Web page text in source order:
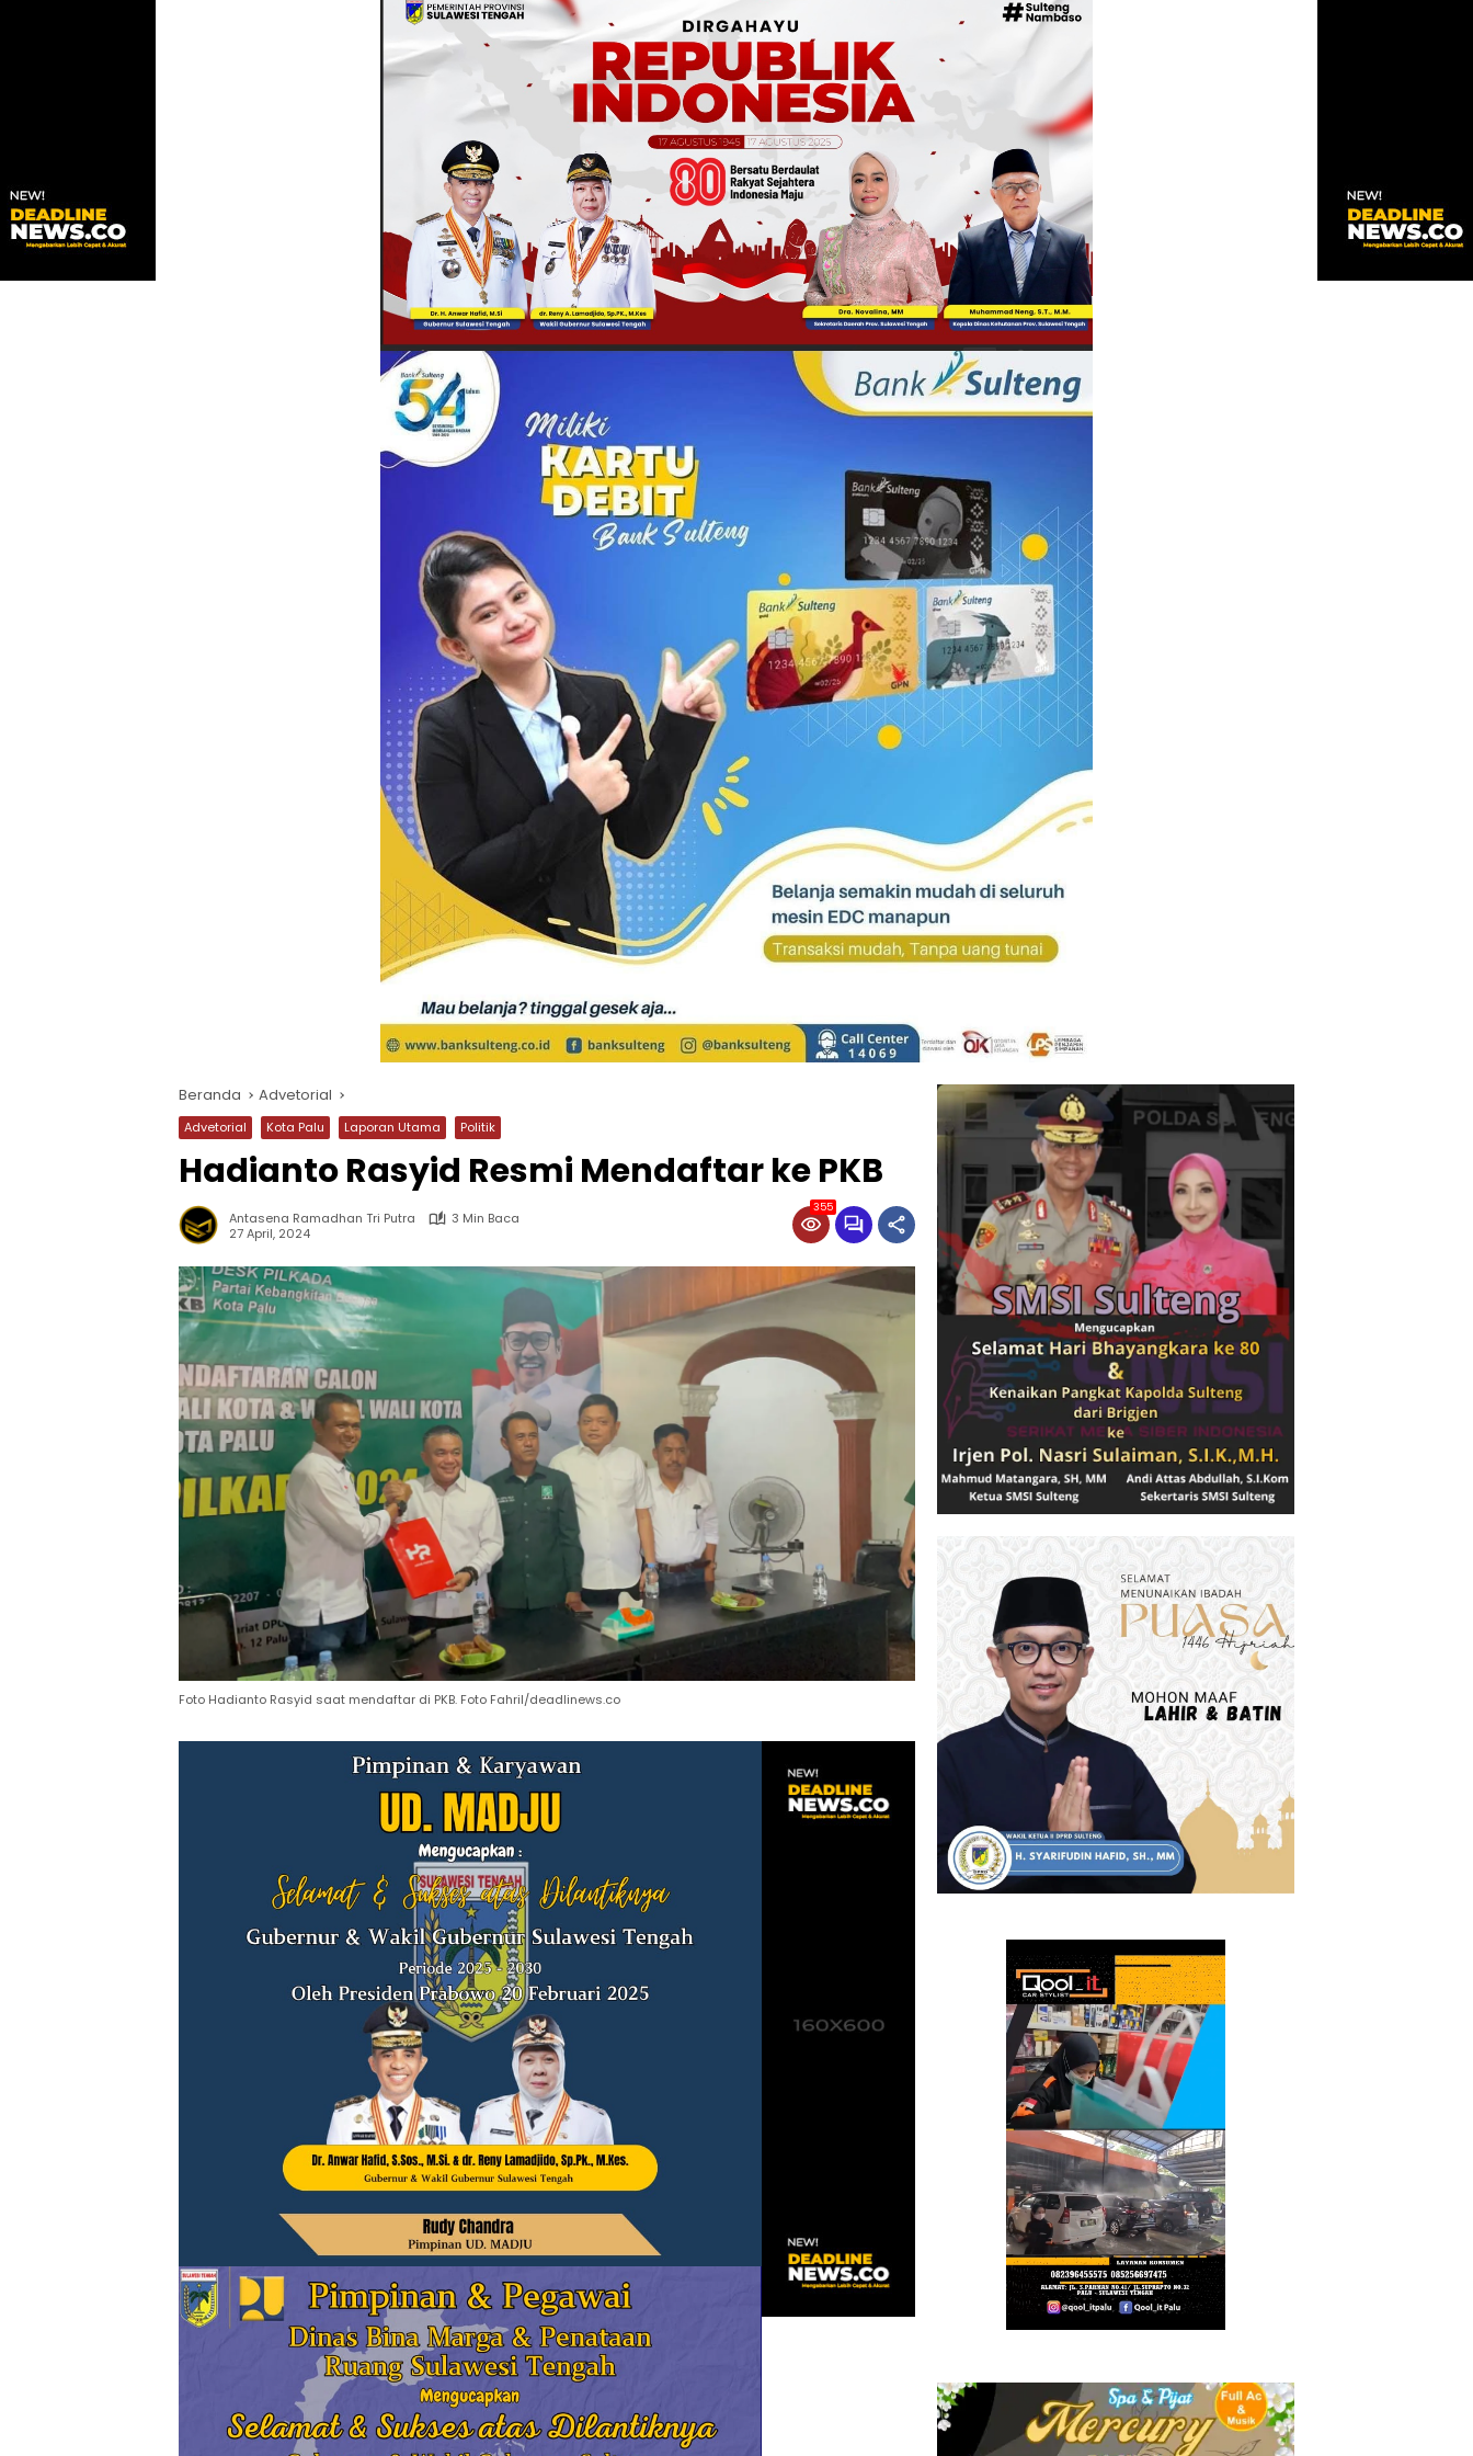
Beranda Advetorial
Advetorial Kota Palu Laporan Utama Politik
Hadianto Rasyid Resmi Mendaftar ke PKB
Antasena Ramadhan Tri Putra
3 Min Baca
27 April, 2024
355
Foto Hadianto Rasyid saat mendaftar di PKB. Foto Fahril/deadlinews.co